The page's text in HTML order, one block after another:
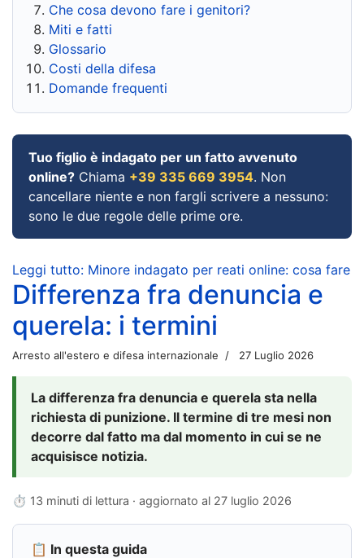
Che cosa devono fare i genitori?
Miti e fatti
Glossario
Costi della difesa
Domande frequenti
Tuo figlio è indagato per un fatto avvenuto
online? Chiama +39 335 669 3954. Non
cancellare niente e non fargli scrivere a nessuno:
sono le due regole delle prime ore.
Leggi tutto: Minore indagato per reati online: cosa fare
Differenza fra denuncia e
querela: i termini
Arresto all'estero e difesa internazionale 27 Luglio 2026
La differenza fra denuncia e querela sta nella
richiesta di punizione. Il termine di tre mesi non
decorre dal fatto ma dal momento in cui se ne
acquisisce notizia.
⏱ 13 minuti di lettura · aggiornato al 27 luglio 2026
📋 In questa guida